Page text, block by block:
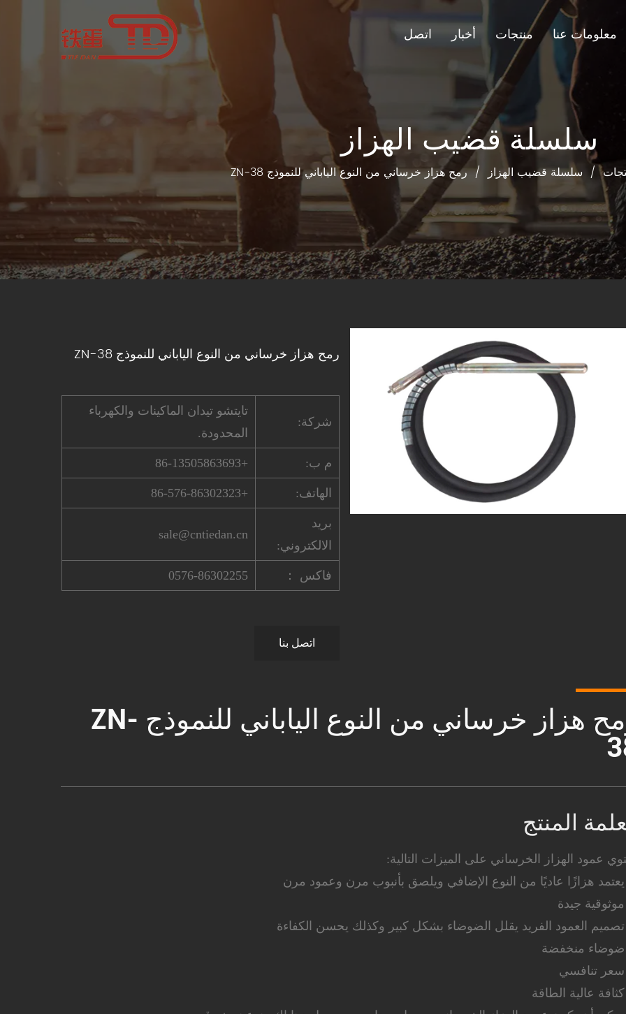
معلومات عنا منتجات أخبار اتصل
سلسلة قضيب الهزاز
/ سلسلة قضيب الهزاز /رمح هزاز خرساني من النوع الياباني للنموذج ZN-38
رمح هزاز خرساني من النوع الياباني للنموذج ZN-38
شركة:
تايتشو تيدان الماكينات والكهرباء
المحدودة.
م ب: +86-13505863693
الهاتف: +86-576-86302323
بريد
الالكتروني:
sale@cntiedan.cn
فاكس ： 0576-86302255
اتصل بنا
رمح هزاز خرساني من النوع الياباني للنموذج ZN-
المنتج
عمود الهزاز الخرساني على الميزات التالية: